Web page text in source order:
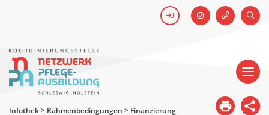
FACEBOOK
Holstein
Infothek> Rahmenbedingungen > Finanzierung